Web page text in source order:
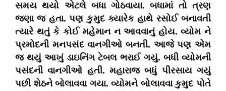
સમય થયો એટલે બધા ગોઠવાયા. બધામાં તો ત્રણ
જણા જ હતા. પણ કુમુદ ક્યારેક હાથે રસોઈ બનાવતી
ત્યારે થતું કે કોઈ મહેમાન ન આવવાનું હોય. વ્યોમ ને
પ્રમોદની મનપસંદ વાનગીઓ બનતી. આજે પણ એમ
જ થયું આખું ડાઇનિંગ ટેબલ ભરાઈ ગયું. બધી વ્યોમની
પસંદની વાનગીઓ હતી. મહારાજ બધું પીરસાય ગયું
પછી શેઠને બોલાવવા ગયા. વ્યોમને બોલાવવા કુમુદ પોતે